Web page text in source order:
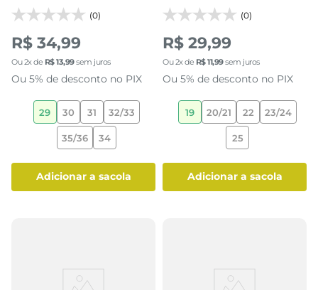
(0)
R$ 34,99
Ou2x de R$13,99sem juros
Ou 5% de desconto no PIX
29 30 31 32/33
35/36 34
adicionar a sacola
(0)
R$ 29,99
Ou2x de R$11,99sem juros
Ou 5% de desconto no PIX
19 20/21 22 23/24
25
adicionar a sacola